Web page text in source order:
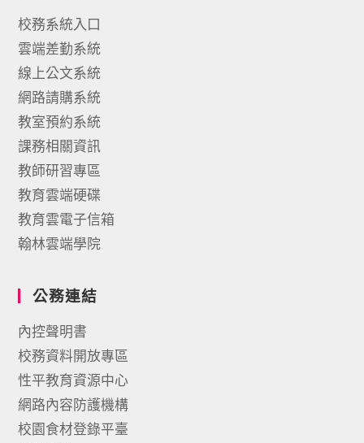
校務系統入口
雲端差勤系統
線上公文系統
網路請購系統
教室預約系統
課務相關資訊
教師研習專區
教育雲端硬碟
教育雲電子信箱
翰林雲端學院
公務連結
內控聲明書
校務資料開放專區
性平教育資源中心
網路內容防護機構
校園食材登錄平臺